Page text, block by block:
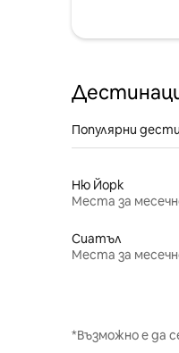
Популярни
Ню Йорк
Места за
Сиатъл
Места за
*Възможно е да